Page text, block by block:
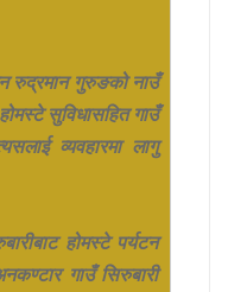
रुद्रमान गुरुङको नाउँ
सुविधासहित गाउँ
व्यवहारमा लागु
होमस्टे पर्यटन
गाउँ सिरुबारी